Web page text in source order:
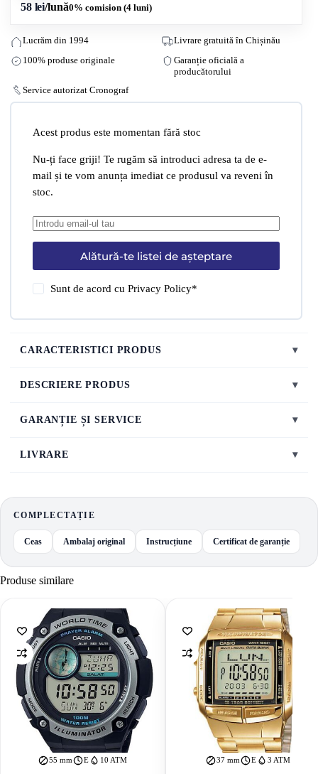
58 lei/lună0% comision (4 luni)
Lucrăm din 1994
Livrare gratuită în Chișinău
100% produse originale
Garanție oficială a
producătorului
Service autorizat Cronograf
Acest produs este momentan fără stoc
Nu-ți face griji! Te rugăm să introduci adresa ta de e-
mail și te vom anunța imediat ce produsul va reveni în
stoc.
Alătură-te listei de așteptare
Sunt de acord cuPrivacy Policy*
CARACTERISTICI PRODUS ▾
DESCRIERE PRODUS ▾
GARANȚIE ȘI SERVICE ▾
LIVRARE ▾
COMPLECTAȚIE
Ceas Ambalaj original Instrucțiune Certificat de garanție
Produse similare
55 mm E 10 ATM 37 mm E 3 ATM